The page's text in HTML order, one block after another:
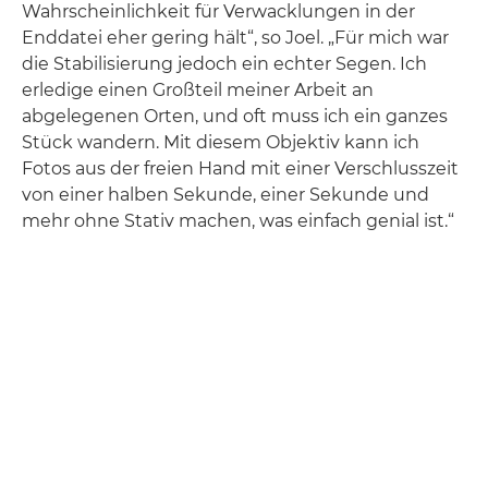
Wahrscheinlichkeit für Verwacklungen in der
Enddatei eher gering hält“, so Joel. „Für mich war
die Stabilisierung jedoch ein echter Segen. Ich
erledige einen Großteil meiner Arbeit an
abgelegenen Orten, und oft muss ich ein ganzes
Stück wandern. Mit diesem Objektiv kann ich
Fotos aus der freien Hand mit einer Verschlusszeit
von einer halben Sekunde, einer Sekunde und
mehr ohne Stativ machen, was einfach genial ist.“